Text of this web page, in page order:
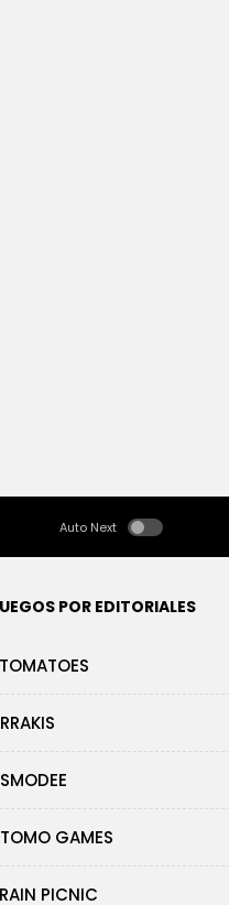
Auto Next
POR EDITORIALES
GAMES
PICNIC